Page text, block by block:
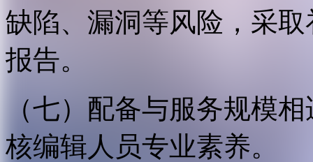
缺陷、漏洞等风险，采
报告。
（七）配备与服务规模
核编辑人员专业素养。